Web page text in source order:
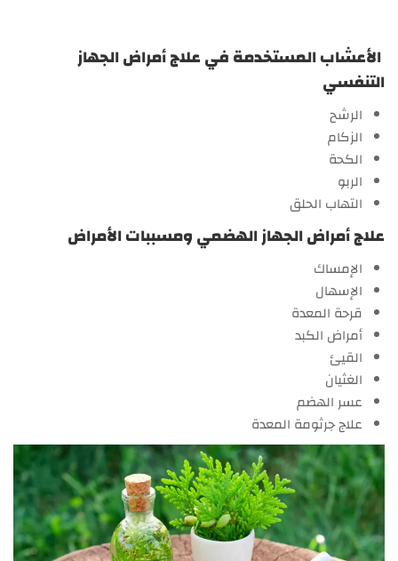
الأعشاب المستخدمة في علاج أمراض الجهاز
التنفسي
الرشح
الزكام
الكحة
الربو
التهاب الحلق
علاج أمراض الجهاز الهضمي ومسببات الأمراض
الإمساك
الإسهال
قرحة المعدة
أمراض الكبد
القيئ
الغثيان
عسر الهضم
علاج جرثومة المعدة